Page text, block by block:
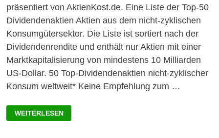
präsentiert von AktienKost.de. Eine Liste der Top-50
Dividendenaktien Aktien aus dem nicht-zyklischen
Konsumgütersektor. Die Liste ist sortiert nach der
Dividendenrendite und enthält nur Aktien mit einer
Marktkapitalisierung von mindestens 10 Milliarden
US-Dollar. 50 Top-Dividendenaktien nicht-zyklischer
Konsum weltweit* Keine Empfehlung zum …
50
TOP-
DIVIDENDENAKTIEN
WEITERLESEN